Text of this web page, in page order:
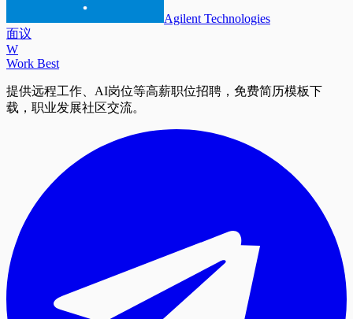
Agilent Technologies
面议
W
Work Best
提供远程工作、AI岗位等高薪职位招聘，免费简历模板下
载，职业发展社区交流。